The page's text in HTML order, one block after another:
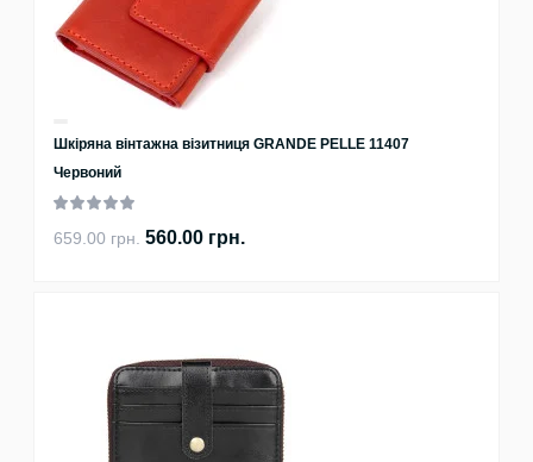
Шкіряна вінтажна візитниця GRANDE PELLE 11407
Червоний
659.00 грн. 560.00 грн.